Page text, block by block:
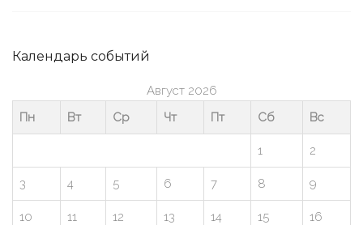
Календарь событий
Август 2026
Пн
Вт Ср Чт Пт Сб Вс
1 2
3 4 5 6 7 8 9
10 11 12 13 14 15 16